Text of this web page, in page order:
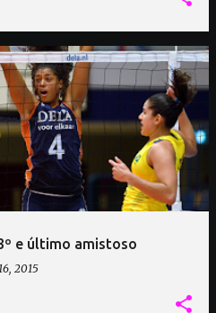
e último amistoso
2015